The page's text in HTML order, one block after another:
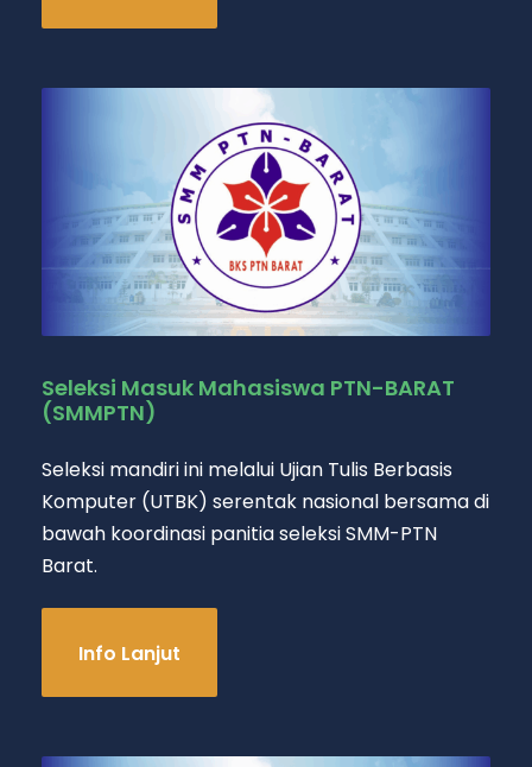
Seleksi Masuk Mahasiswa PTN-BARAT
(SMMPTN)
Seleksi mandiri ini melalui Ujian Tulis Berbasis
Komputer (UTBK) serentak nasional bersama di
bawah koordinasi panitia seleksi SMM-PTN
Barat.
Info Lanjut